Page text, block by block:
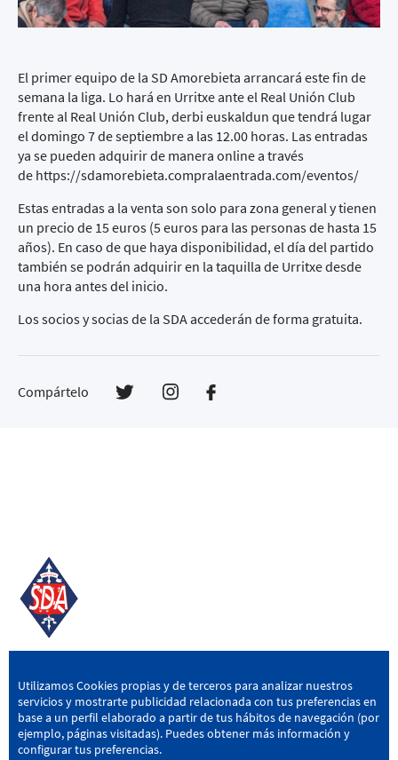
El primer equipo de la SD Amorebieta arrancará este fin de
semana la liga. Lo hará en Urritxe ante el Real Unión Club
frente al Real Unión Club, derbi euskaldun que tendrá lugar
el domingo 7 de septiembre a las 12.00 horas. Las entradas
ya se pueden adquirir de manera online a través
de https://sdamorebieta.compralaentrada.com/eventos/
Estas entradas a la venta son solo para zona general y tienen
un precio de 15 euros (5 euros para las personas de hasta 15
años). En caso de que haya disponibilidad, el día del partido
también se podrán adquirir en la taquilla de Urritxe desde
una hora antes del inicio.
Los socios y socias de la SDA accederán de forma gratuita.
Compártelo
SD AMOREBIETA
San Miguel Kalea, 16, 48340 Amorebieta, Bizkaia
946 604 751 | sda@sdamorebieta.eus
Utilizamos Cookies propias y de terceros para analizar nuestros
servicios y mostrarte publicidad relacionada con tus preferencias en
base a un perfil elaborado a partir de tus hábitos de navegación (por
ejemplo, páginas visitadas). Puedes obtener más información y
configurar tus preferencias.